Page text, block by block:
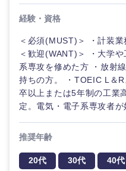
海外
経験・資格
＜必須(MUST)＞ ・計装業
＜歓迎(WANT)＞ ・大学
系専攻を修めた方 ・放射
持ちの方。 ・TOEIC L＆
卒以上または5年制の工業
定。電気・電子系専攻者が
推奨年齢
20代 30代 40代